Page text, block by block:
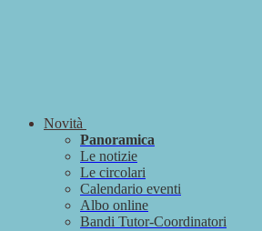
Novità
Panoramica
Le notizie
Le circolari
Calendario eventi
Albo online
Bandi Tutor-Coordinatori